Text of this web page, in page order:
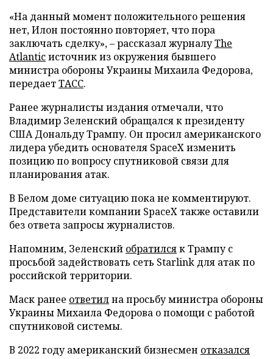
«На данный момент положительного решения
нет, Илон постоянно повторяет, что пора
заключать сделку», – рассказал журналуThe
Atlanticисточник из окружения бывшего
министра обороны Украины Михаила Федорова,
передаетТАСС.
Ранее журналисты издания отмечали, что
Владимир Зеленский обращался к президенту
США Дональду Трампу. Он просил американского
лидера убедить основателя SpaceX изменить
позицию по вопросу спутниковой связи для
планирования атак.
В Белом доме ситуацию пока не комментируют.
Представители компании SpaceX также оставили
без ответа запросы журналистов.
Напомним, Зеленский обратилсяк Трампу с
просьбой задействовать сеть Starlink для атак по
российской территории.
Маск ранее ответилна просьбу министра обороны
Украины Михаила Федорова о помощи с работой
спутниковой системы.
В 2022 году американский бизнесмен отказался